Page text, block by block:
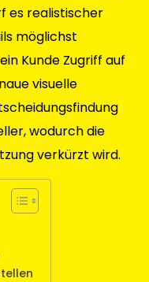
es realistischer
möglichst
Kunde Zugriff auf
visuelle
wodurch die
verkürzt wird.